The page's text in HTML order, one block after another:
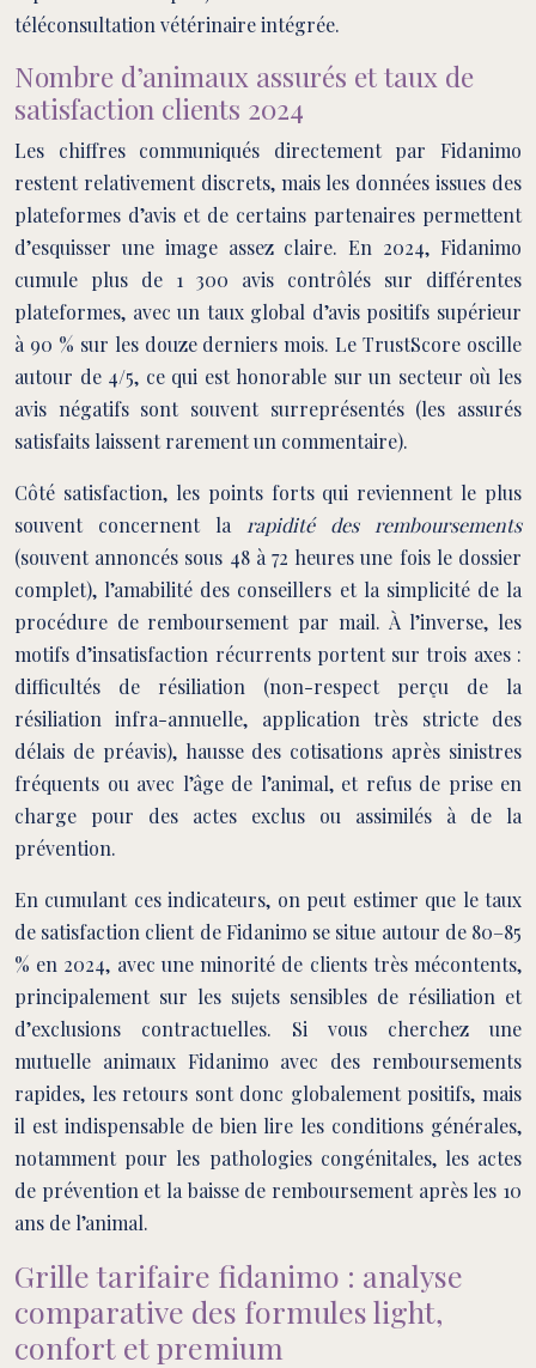
téléconsultation vétérinaire intégrée.
Nombre d’animaux assurés et taux de
satisfaction clients 2024
Les chiffres communiqués directement par Fidanimo
restent relativement discrets, mais les données issues des
plateformes d’avis et de certains partenaires permettent
d’esquisser une image assez claire. En 2024, Fidanimo
cumule plus de 1 300 avis contrôlés sur différentes
plateformes, avec un taux global d’avis positifs supérieur
à 90 % sur les douze derniers mois. Le TrustScore oscille
autour de 4/5, ce qui est honorable sur un secteur où les
avis négatifs sont souvent surreprésentés (les assurés
satisfaits laissent rarement un commentaire).
Côté satisfaction, les points forts qui reviennent le plus
souvent concernent la rapidité des remboursements
(souvent annoncés sous 48 à 72 heures une fois le dossier
complet), l’amabilité des conseillers et la simplicité de la
procédure de remboursement par mail. À l’inverse, les
motifs d’insatisfaction récurrents portent sur trois axes :
difficultés de résiliation (non-respect perçu de la
résiliation infra-annuelle, application très stricte des
délais de préavis), hausse des cotisations après sinistres
fréquents ou avec l’âge de l’animal, et refus de prise en
charge pour des actes exclus ou assimilés à de la
prévention.
En cumulant ces indicateurs, on peut estimer que le taux
de satisfaction client de Fidanimo se situe autour de 80–85
% en 2024, avec une minorité de clients très mécontents,
principalement sur les sujets sensibles de résiliation et
d’exclusions contractuelles. Si vous cherchez une
mutuelle animaux Fidanimo avec des remboursements
rapides, les retours sont donc globalement positifs, mais
il est indispensable de bien lire les conditions générales,
notamment pour les pathologies congénitales, les actes
de prévention et la baisse de remboursement après les 10
ans de l’animal.
Grille tarifaire fidanimo : analyse
comparative des formules light,
confort et premium